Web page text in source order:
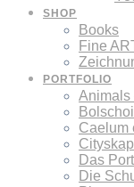
SHOP
Books
Fine
PORTFOLIO
Animals
Bolschoi
Caelum
Das
Die